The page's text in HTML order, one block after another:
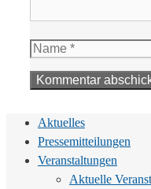
Name
Aktuelles
Pressemitteilungen
Veranstaltungen
Aktuelle